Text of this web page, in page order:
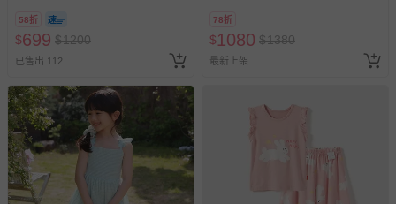
換，依現場梯次安排入場，逾
期作廢) (兒童票(2歲以上)贈一
名陪伴成人)
58折
$699 $1200
已售出 112
78折
$1080 $1380
最新上架